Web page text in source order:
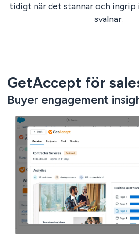
tidigt när det stannar och ingrip
svalnar.
GetAccept för
Buyer engagement